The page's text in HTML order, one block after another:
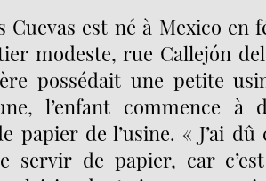
Cuevas est né à Mexico en
modeste, rue Callejón
possédait une petite
l’enfant commence à
papier de l’usine. « J’ai
servir de papier, car